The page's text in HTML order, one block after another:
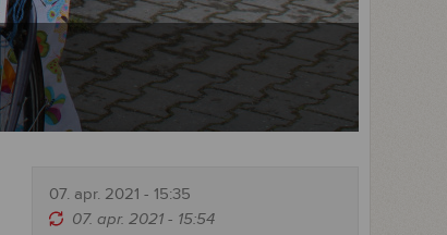
07. apr. 2021 - 15:35
07. apr. 2021 - 15:54